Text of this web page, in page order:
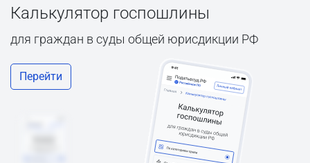
Калькулятор госпошлины
для граждан в суды общей юрисдикции РФ
Перейти